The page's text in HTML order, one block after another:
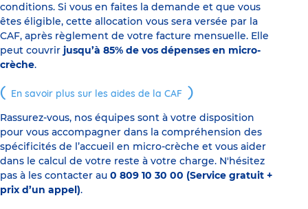
conditions. Si vous en faites la demande et que vous
êtes éligible, cette allocation vous sera versée par la
CAF, après règlement de votre facture mensuelle. Elle
peut couvrir jusqu’à 85% de vos dépenses en micro-
crèche.
En savoir plus sur les aides de la CAF
Rassurez-vous, nos équipes sont à votre disposition
pour vous accompagner dans la compréhension des
spécificités de l’accueil en micro-crèche et vous aider
dans le calcul de votre reste à votre charge. N'hésitez
pas à les contacter au 0 809 10 30 00 (Service gratuit +
prix d’un appel).